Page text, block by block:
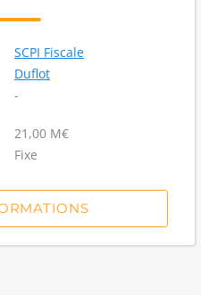
SCPI Fiscale
Duflot
-
21,00 M€
Fixe